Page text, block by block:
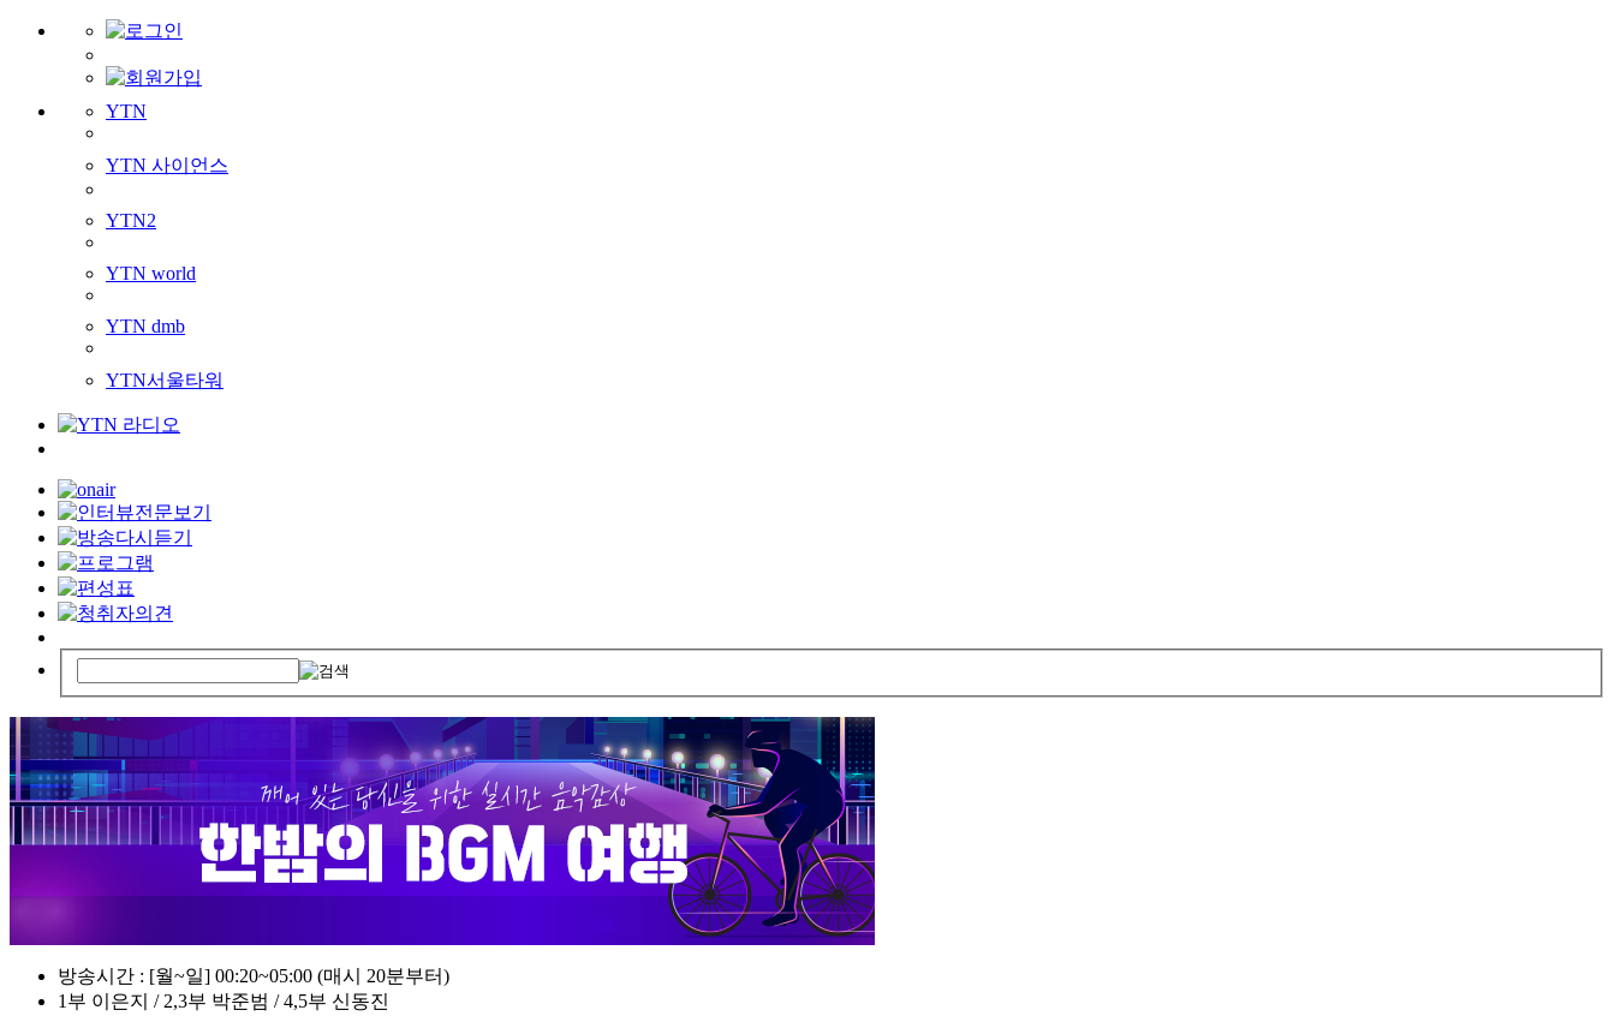
YTN
YTN 사이언스
YTN2
YTN world
YTN dmb
YTN서울타워
방송시간 : [월~일] 00:20~05:00 (매시 20분부터)
1부 이은지 / 2,3부 박준범 / 4,5부 신동진